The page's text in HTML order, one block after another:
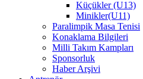
Küçükler (U13)
Minikler(U11)
Paralimpik Masa Tenisi
Konaklama Bilgileri
Milli Takım Kampları
Sponsorluk
Haber Arşivi